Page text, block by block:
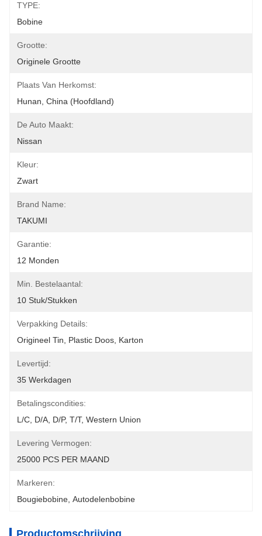
TYPE:
Bobine
Grootte:
Originele Grootte
Plaats Van Herkomst:
Hunan, China (hoofdland)
De Auto Maakt:
Nissan
Kleur:
Zwart
Brand Name:
TAKUMI
Garantie:
12 Monden
Min. Bestelaantal:
10 Stuk/Stukken
Verpakking Details:
Origineel Tin, Plastic Doos, Karton
Levertijd:
35 Werkdagen
Betalingscondities:
L/C, D/A, D/P, T/T, Western Union
Levering Vermogen:
25000 PCS PER MAAND
Markeren:
Bougiebobine Autodelenbobine
Productomschrijving